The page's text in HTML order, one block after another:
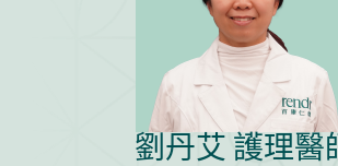
劉丹艾 護理醫